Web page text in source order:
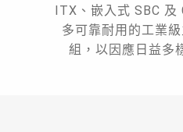
ITX、嵌入式 SBC
多可靠耐用的工業
組，以因應日益多